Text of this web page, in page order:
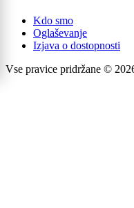
Kdo smo
Oglaševanje
Izjava o dostopnosti
Vse pravice pridržane ©